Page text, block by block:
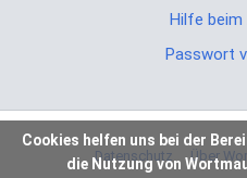
Hilfe beim
Passwort
Datenschutz Über
Cookies helfen uns bei der
die Nutzung von